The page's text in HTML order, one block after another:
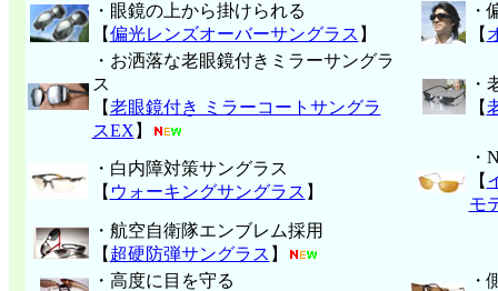
・眼鏡の上から掛けられる
【偏光レンズオーバーサングラス 】
・
【
・お洒落な老眼鏡付きミラーサングラ
ス
【老眼鏡付き ミラーコートサングラ
スEX 】
・
【
・白内障対策サングラス
【 ウォーキングサングラス 】
・
【
モ
・航空自衛隊エンブレム採用
【 超硬防弾サングラス 】
・高度に目を守る
・